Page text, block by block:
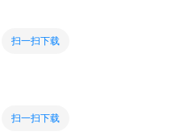
扫一扫下载
扫一扫下载